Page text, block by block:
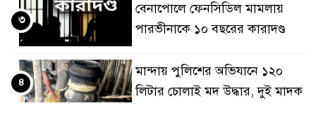
বেনাপোলে ফেনসিডিল মামলায়
পারভীনাকে ১০ বছরের কারাদণ্ড
৩
মান্দায় পুলিশের অভিযানে ১২০
লিটার চোলাই মদ উদ্ধার, দুই মাদক
৪